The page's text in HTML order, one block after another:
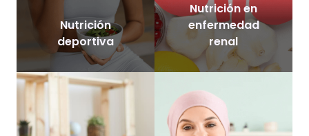
Nutrición
deportiva
Nutrición en
enfermedad
renal